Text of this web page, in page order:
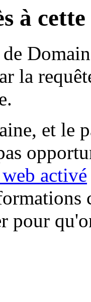
à
la
et le
activé
pour